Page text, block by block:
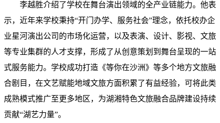
李越胜介绍了学校在舞台演出领域的全产业链能力。他表
示，近年来学校秉持“开门办学、服务社会”理念，依托校办企
业星河演出公司的市场化运营，以及表演、设计、影视、文旅
等专业集群的人才支撑，形成了从创意策划到舞台呈现的一站
式服务能力。学校成功打造《等你在沙洲》等多个地方文旅融
合剧目，在文艺赋能地域文旅方面积累了有益经验，可将此类
成熟模式推广至更多地区，为湖湘特色文旅融合品牌建设持续
贡献“湖艺力量”。